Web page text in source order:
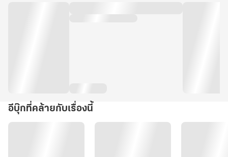
อีบุ๊กที่คล้ายกับเรื่องนี้